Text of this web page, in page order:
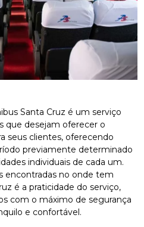
Santa Cruz é um serviço
que desejam oferecer o
seus clientes, oferecendo
previamente determinado
individuais de cada um.
encontradas no onde tem
é a praticidade do serviço,
com o máximo de segurança
e confortável.